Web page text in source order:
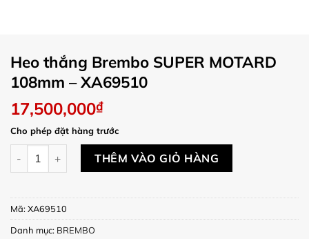
Heo thắng Brembo SUPER MOTARD
108mm – XA69510
17,500,000₫
Cho phép đặt hàng trước
Heo thắng Brembo SUPER MOTARD 108mm - XA69510 số
THÊM VÀO GIỎ HÀNG
Mã:XA69510
Danh mục: BREMBO